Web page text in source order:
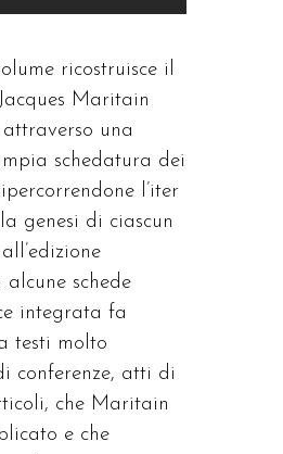
ricostruisce il
Maritain
attraverso una
schedatura dei
l’iter
genesi di ciascun
schede
integrata fa
testi molto
conferenze, atti di
che Maritain
e che